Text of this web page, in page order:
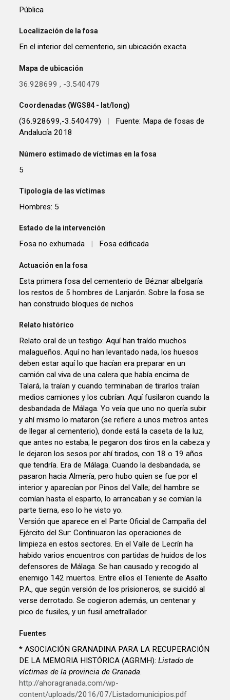
Pública
Localización de la fosa
En el interior del cementerio, sin ubicación exacta.
Mapa de ubicación
36.928699 , -3.540479
Coordenadas (WGS84 - lat/long)
(36.928699,-3.540479) |
Fuente: Mapa de fosas de
Andalucía 2018
Número estimado de víctimas en la fosa
5
Tipología de las víctimas
Hombres: 5
Estado de la intervención
Fosa no exhumada Fosa edificada
Actuación en la fosa
Esta primera fosa del cementerio de Béznar albelgaría
los restos de 5 hombres de Lanjarón. Sobre la fosa se
han construido bloques de nichos
Relato histórico
Relato oral de un testigo: Aquí han traído muchos
malagueños. Aquí no han levantado nada, los huesos
deben estar aquí lo que hacían era preparar en un
camión cal viva de una calera que había encima de
Talará, la traían y cuando terminaban de tirarlos traían
medios camiones y los cubrían. Aquí fusilaron cuando la
desbandada de Málaga. Yo veía que uno no quería subir
y ahí mismo lo mataron (se refiere a unos metros antes
de llegar al cementerio), donde está la caseta de la luz,
que antes no estaba; le pegaron dos tiros en la cabeza y
le dejaron los sesos por ahí tirados, con 18 o 19 años
que tendría. Era de Málaga. Cuando la desbandada, se
pasaron hacia Almería, pero hubo quien se fue por el
interior y aparecían por Pinos del Valle; del hambre se
comían hasta el esparto, lo arrancaban y se comían la
parte tierna, eso lo he visto yo.
Versión que aparece en el Parte Oficial de Campaña del
Ejército del Sur: Continuaron las operaciones de
limpieza en estos sectores. En el Valle de Lecrín ha
habido varios encuentros con partidas de huidos de los
defensores de Málaga. Se han causado y recogido al
enemigo 142 muertos. Entre ellos el Teniente de Asalto
P.A., que según versión de los prisioneros, se suicidó al
verse derrotado. Se cogieron además, un centenar y
pico de fusiles, y un fusil ametrallador.
Fuentes
* ASOCIACIÓN GRANADINA PARA LA RECUPERACIÓN
DE LA MEMORIA HISTÓRICA (AGRMH):Listado de
víctimas de la provincia de Granada
http://ahoragranada.com/wp-
content/uploads/2016/07/Listadomunicipios.pdf